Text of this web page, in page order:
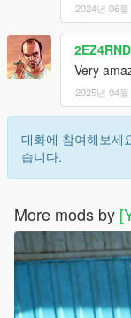
2024년 06월
Very
2025년 04월
대화에 참여해보세
습니다.
More mods by